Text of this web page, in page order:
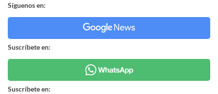
Síguenos en:
Suscríbete en:
Suscríbete en: